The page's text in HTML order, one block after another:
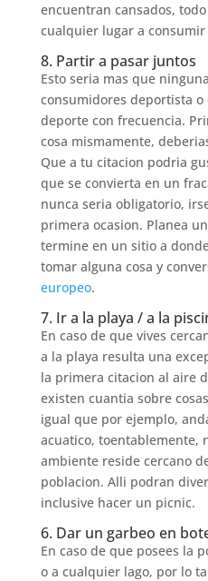
encuentran cansados,
cualquier lugar a consumir
8. Partir a pasar juntos
Esto seri­a mas que
consumidores deportista
deporte con frecuencia.
cosa mismamente,
Que a tu citacion podria
que se convierta en un
nunca seri­a obligatorio,
primera ocasion. Planea
termine en un sitio a
tomar alguna cosa y
europeo.
7. Ir a la playa / a la
En caso de que vives
a la playa resulta una
la primera citacion al aire
existen cuanti­a sobre
igual que por ejemplo,
acuatico, toentablemente,
ambiente reside cercano
poblacion. Alli podran
inclusive hacer un picnic.
6. Dar un garbeo en
En caso de que posees la
o a cualquier lago, por lo